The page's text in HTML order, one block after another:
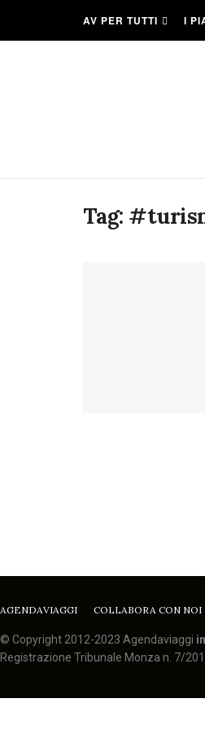
AV PER TUTTI I
Tag:
AGENDAVIAGGI COLLABORA CON NOI
© Copyright 2012-2023 Agendaviaggi
Registrazione Tribunale Monza n. 7/